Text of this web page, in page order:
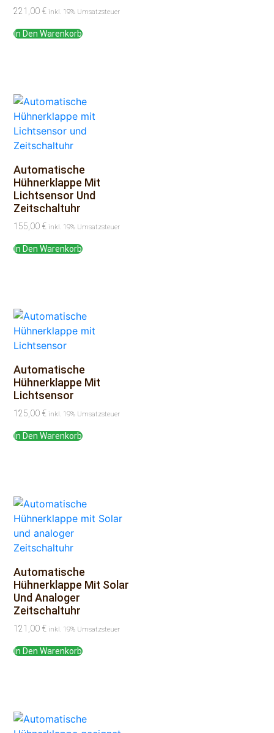
221,00 € inkl. 19% Umsatzsteuer
In Den Warenkorb
Automatische
Hühnerklappe Mit
Lichtsensor Und
Zeitschaltuhr
155,00 € inkl. 19% Umsatzsteuer
In Den Warenkorb
Automatische
Hühnerklappe Mit
Lichtsensor
125,00 € inkl. 19% Umsatzsteuer
In Den Warenkorb
Automatische
Hühnerklappe Mit Solar
Und Analoger
Zeitschaltuhr
121,00 € inkl. 19% Umsatzsteuer
In Den Warenkorb